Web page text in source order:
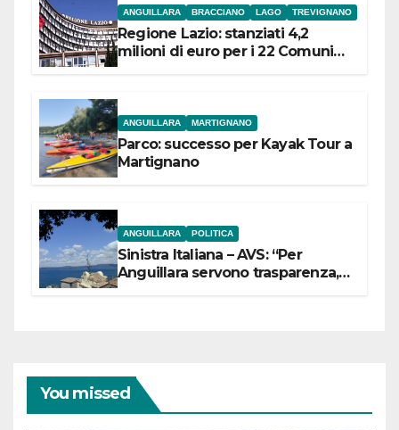
ANGUILLARA BRACCIANO LAGO TREVIGNANO
Regione Lazio: stanziati 4,2
milioni di euro per i 22 Comuni
ANGUILLARA MARTIGNANO
Parco: successo per Kayak Tour a
Martignano
ANGUILLARA POLITICA
Sinistra Italiana – AVS: “Per
Anguillara servono trasparenza,
You missed